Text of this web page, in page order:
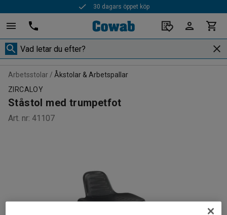
30 dagars öppet köp
Arbetsstolar
Åkstolar & Arbetspallar
ZIRCALOY
Ståstol med trumpetfot
Art. nr: 41107